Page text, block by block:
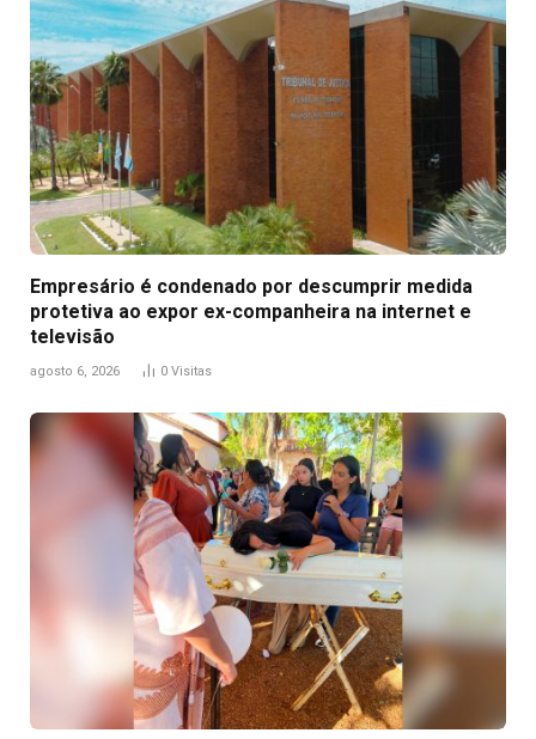
Empresário é condenado por descumprir medida
protetiva ao expor ex-companheira na internet e
televisão
agosto 6, 2026 0 Visitas